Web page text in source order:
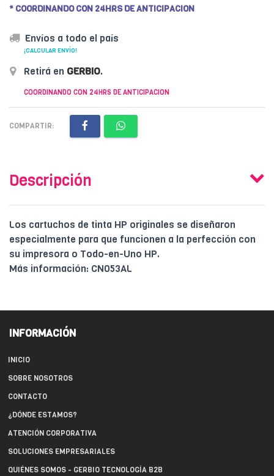
* COORDINANDO CON 24HRS DE ANTICIPACION
Envíos a todo el país
¡CALCULAR ENVÍO!
Retirá en GERBIO.
COORDINANDO CON 24HRS DE ANTICIPACION
COMPARTIR:
Descripción
Los cartuchos de tinta HP originales se diseñaron
especialmente para que funcionen a la perfección con
su impresora o Todo-en-Uno HP.
Más información: CN053AL
INFORMACIÓN
INICIO
SOBRE NOSOTROS
CONTACTO
¿DÓNDE ESTAMOS?
ATENCIÓN CORPORATIVA
SOLUCIONES EMPRESARIALES
QUIÉNES SOMOS - GERBIO TECNOLOGÍA B2B